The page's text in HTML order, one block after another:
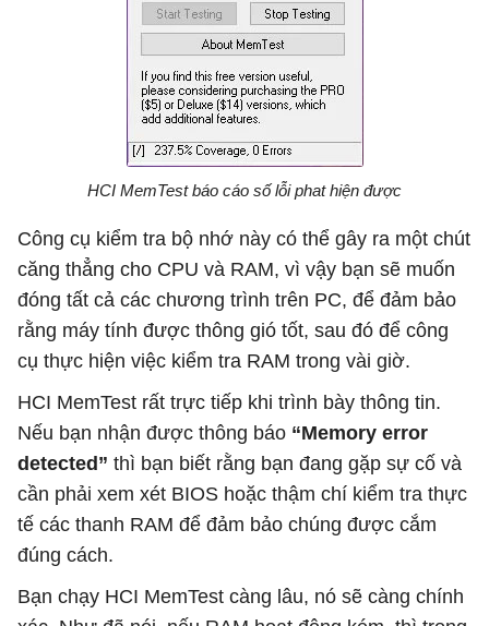
HCI MemTest báo cáo số lỗi phat hiện được
Công cụ kiểm tra bộ nhớ này có thể gây ra một chút
căng thẳng cho CPU và RAM, vì vậy bạn sẽ muốn
đóng tất cả các chương trình trên PC, để đảm bảo
rằng máy tính được thông gió tốt, sau đó để công
cụ thực hiện việc kiểm tra RAM trong vài giờ.
HCI MemTest rất trực tiếp khi trình bày thông tin.
Nếu bạn nhận được thông báo “Memory error
detected” thì bạn biết rằng bạn đang gặp sự cố và
cần phải xem xét BIOS hoặc thậm chí kiểm tra thực
tế các thanh RAM để đảm bảo chúng được cắm
đúng cách.
Bạn chạy HCI MemTest càng lâu, nó sẽ càng chính